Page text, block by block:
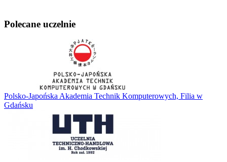
Polecane uczelnie
Polsko-Japońska Akademia Technik Komputerowych, Filia w
Gdańsku